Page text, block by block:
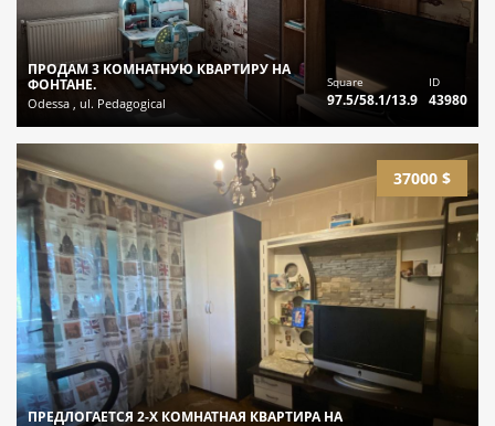
ПРОДАМ 3 КОМНАТНУЮ КВАРТИРУ НА
ФОНТАНЕ.
Odessa , ul. Pedagogical
Square
97.5/58.1/13.9
ID
43980
37000 $
ПРЕДЛОГАЕТСЯ 2-Х КОМНАТНАЯ КВАРТИРА НА